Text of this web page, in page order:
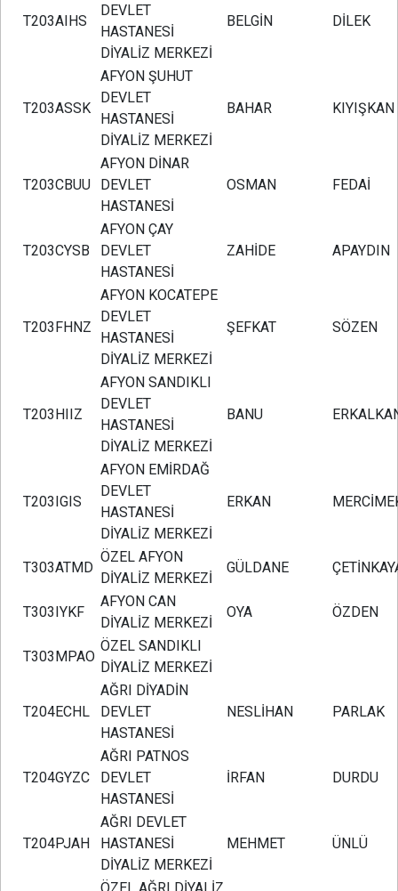
T203AIHS
DEVLET
HASTANESİ
DİYALİZ MERKEZİ
BELGİN DİLEK
T203ASSK
AFYON ŞUHUT
DEVLET
HASTANESİ
DİYALİZ MERKEZİ
BAHAR KIYIŞKAN
T203CBUU
AFYON DİNAR
DEVLET
HASTANESİ
OSMAN FEDAİ
T203CYSB
AFYON ÇAY
DEVLET
HASTANESİ
ZAHİDE APAYDIN
T203FHNZ
AFYON KOCATEPE
DEVLET
HASTANESİ
DİYALİZ MERKEZİ
ŞEFKAT SÖZEN
T203HIIZ
AFYON SANDIKLI
DEVLET
HASTANESİ
DİYALİZ MERKEZİ
BANU
T203IGIS
AFYON EMİRDAĞ
DEVLET
HASTANESİ
DİYALİZ MERKEZİ
ERKAN
T303ATMD
ÖZEL AFYON
DİYALİZ MERKEZİ
GÜLDANE
T303IYKF
AFYON CAN
DİYALİZ MERKEZİ
OYA ÖZDEN
T303MPAO
ÖZEL SANDIKLI
DİYALİZ MERKEZİ
T204ECHL
AĞRI DİYADİN
DEVLET
HASTANESİ
NESLİHAN PARLAK
T204GYZC
AĞRI PATNOS
DEVLET
HASTANESİ
İRFAN DURDU
T204PJAH
AĞRI DEVLET
HASTANESİ
DİYALİZ MERKEZİ
MEHMET ÜNLÜ